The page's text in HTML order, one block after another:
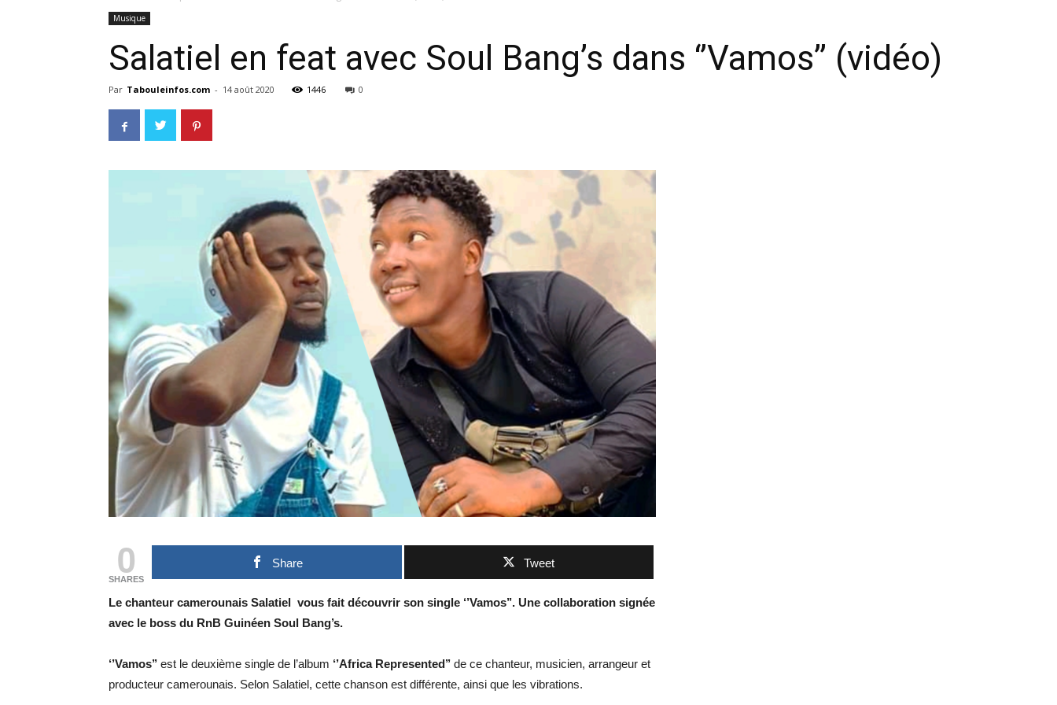
Musique
Salatiel en feat avec Soul Bang’s dans ‘’Vamos’’ (vidéo)
Par Tabouleinfos.com - 14 août 2020 1446 0
0
SHARES
Share Tweet
Le chanteur camerounais Salatiel vous fait découvrir son single ‘’Vamos’’. Une collaboration signée
avec le boss du RnB Guinéen Soul Bang’s.
‘’Vamos’’ est le deuxième single de l’album ‘’Africa Represented’’ de ce chanteur, musicien, arrangeur et
producteur camerounais. Selon Salatiel, cette chanson est différente, ainsi que les vibrations.